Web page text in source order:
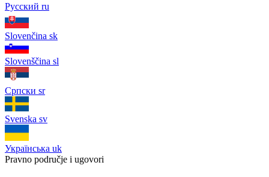
Русский ru
Slovenčina sk
Slovenščina sl
Српски sr
Svenska sv
Українська uk
Pravno područje i ugovori